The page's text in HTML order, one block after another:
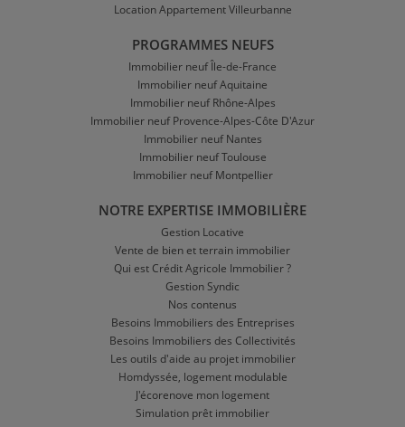
Location Appartement Villeurbanne
PROGRAMMES NEUFS
Immobilier neuf Île-de-France
Immobilier neuf Aquitaine
Immobilier neuf Rhône-Alpes
Immobilier neuf Provence-Alpes-Côte D'Azur
Immobilier neuf Nantes
Immobilier neuf Toulouse
Immobilier neuf Montpellier
NOTRE EXPERTISE IMMOBILIÈRE
Gestion Locative
Vente de bien et terrain immobilier
Qui est Crédit Agricole Immobilier ?
Gestion Syndic
Nos contenus
Besoins Immobiliers des Entreprises
Besoins Immobiliers des Collectivités
Les outils d'aide au projet immobilier
Homdyssée, logement modulable
J'écorenove mon logement
Simulation prêt immobilier